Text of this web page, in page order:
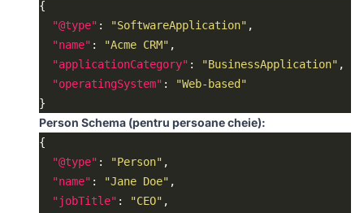
"@type" : "SoftwareApplication"
"name" : "Acme CRM"
"applicationCategory" : "BusinessApplication"
"operatingSystem" :
"Web-based"
Person Schema (pentru persoane cheie):
"@type" : "Person"
"name" : "Jane Doe"
"jobTitle" : "CEO"